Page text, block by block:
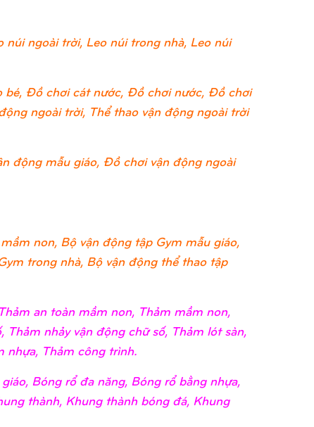
núi ngoài trời, Leo núi trong nhà, Leo núi
bé, Đồ chơi cát nước, Đồ chơi nước, Đồ chơi
ngoài trời, Thể thao vận động ngoài trời
động mẫu giáo, Đồ chơi vận động ngoài
non, Bộ vận động tập Gym mẫu giáo,
trong nhà, Bộ vận động thể thao tập
an toàn mầm non, Thảm mầm non,
nhảy vận động chữ số, Thảm lót sàn,
nhựa, Thảm công trình.
Bóng rổ đa năng, Bóng rổ bằng nhựa,
thành, Khung thành bóng đá, Khung